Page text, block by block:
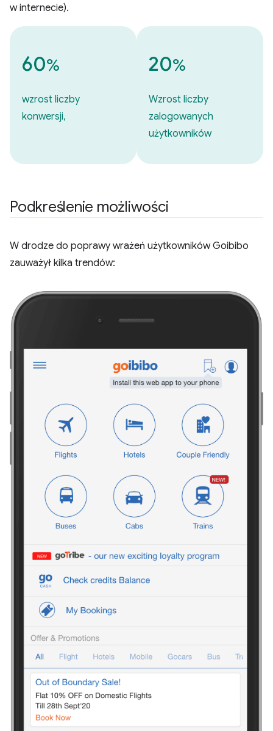
w internecie).
60%
wzrost liczby
konwersji,
20%
Wzrost liczby
zalogowanych
użytkowników
Podkreślenie możliwości
W drodze do poprawy wrażeń użytkowników Goibibo
zauważył kilka trendów: